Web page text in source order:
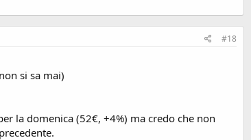
#18
si sa mai)
la domenica (52€, +4%) ma credo che non